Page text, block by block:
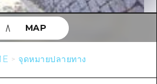
นเทิงยามค่ำคืน
นประโยชน์
ข้าถึง
จุดหมายปลายทาง
MAP